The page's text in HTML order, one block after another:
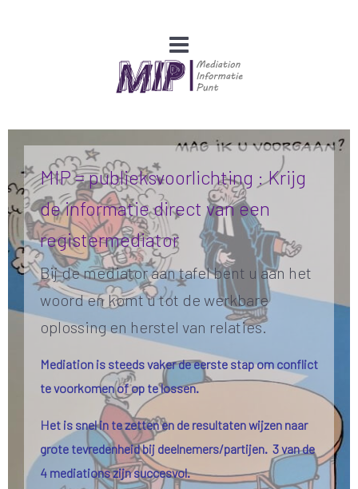
MIP = publieksvoorlichting : Krijg
de informatie direct van een
registermediator
Bij de mediator aan tafel bent u aan het
woord en komt u tot de werkbare
oplossing en herstel van relaties.
Mediation is steeds vaker de eerste stap om conflict
te voorkomen of op te lossen.
Het is snel in te zetten en de resultaten wijzen naar
grote tevredenheid bij deelnemers/partijen. 3 van de
4 mediations zijn succesvol.